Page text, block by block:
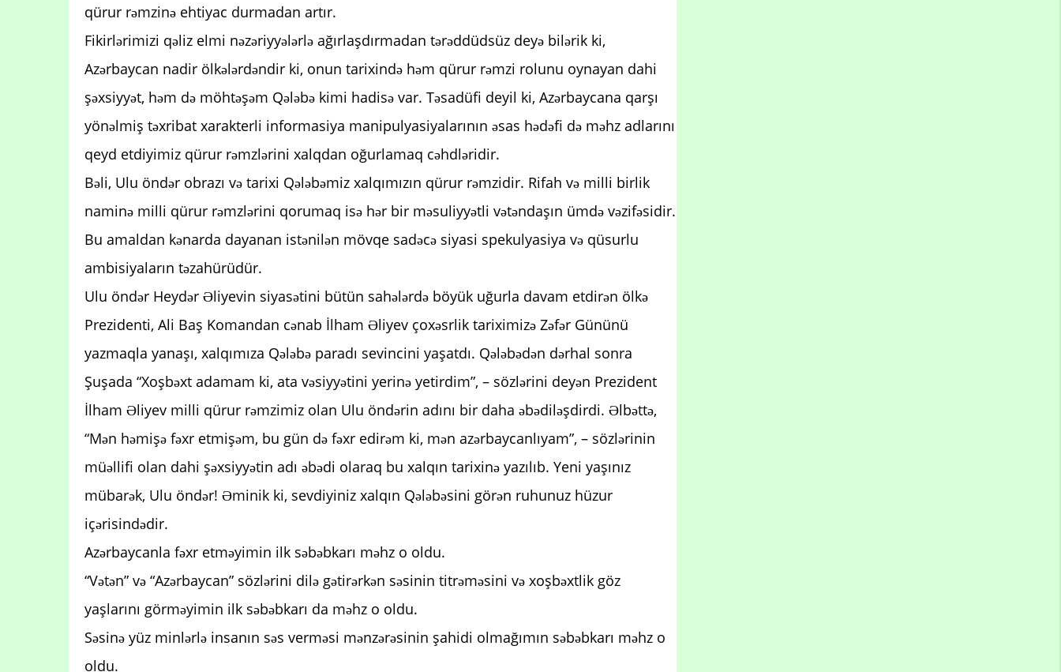
qürur rəmzinə ehtiyac durmadan artır.
Fikirlərimizi qəliz elmi nəzəriyyələrlə ağırlaşdırmadan tərəddüdsüz deyə bilərik ki,
Azərbaycan nadir ölkələrdəndir ki, onun tarixində həm qürur rəmzi rolunu oynayan dahi
şəxsiyyət, həm də möhtəşəm Qələbə kimi hadisə var. Təsadüfi deyil ki, Azərbaycana qarşı
yönəlmiş təxribat xarakterli informasiya manipulyasiyalarının əsas hədəfi də məhz adlarını
qeyd etdiyimiz qürur rəmzlərini xalqdan oğurlamaq cəhdləridir.
Bəli, Ulu öndər obrazı və tarixi Qələbəmiz xalqımızın qürur rəmzidir. Rifah və milli birlik
naminə milli qürur rəmzlərini qorumaq isə hər bir məsuliyyətli vətəndaşın ümdə vəzifəsidir.
Bu amaldan kənarda dayanan istənilən mövqe sadəcə siyasi spekulyasiya və qüsurlu
ambisiyaların təzahürüdür.
Ulu öndər Heydər Əliyevin siyasətini bütün sahələrdə böyük uğurla davam etdirən ölkə
Prezidenti, Ali Baş Komandan cənab İlham Əliyev çoxəsrlik tariximizə Zəfər Gününü
yazmaqla yanaşı, xalqımıza Qələbə paradı sevincini yaşatdı. Qələbədən dərhal sonra
Şuşada “Xoşbəxt adamam ki, ata vəsiyyətini yerinə yetirdim”, – sözlərini deyən Prezident
İlham Əliyev milli qürur rəmzimiz olan Ulu öndərin adını bir daha əbədiləşdirdi. Əlbəttə,
“Mən həmişə fəxr etmişəm, bu gün də fəxr edirəm ki, mən azərbaycanlıyam”, – sözlərinin
müəllifi olan dahi şəxsiyyətin adı əbədi olaraq bu xalqın tarixinə yazılıb. Yeni yaşınız
mübarək, Ulu öndər! Əminik ki, sevdiyiniz xalqın Qələbəsini görən ruhunuz hüzur
içərisindədir.
Azərbaycanla fəxr etməyimin ilk səbəbkarı məhz o oldu.
“Vətən” və “Azərbaycan” sözlərini dilə gətirərkən səsinin titrəməsini və xoşbəxtlik göz
yaşlarını görməyimin ilk səbəbkarı da məhz o oldu.
Səsinə yüz minlərlə insanın səs verməsi mənzərəsinin şahidi olmağımın səbəbkarı məhz o
oldu.